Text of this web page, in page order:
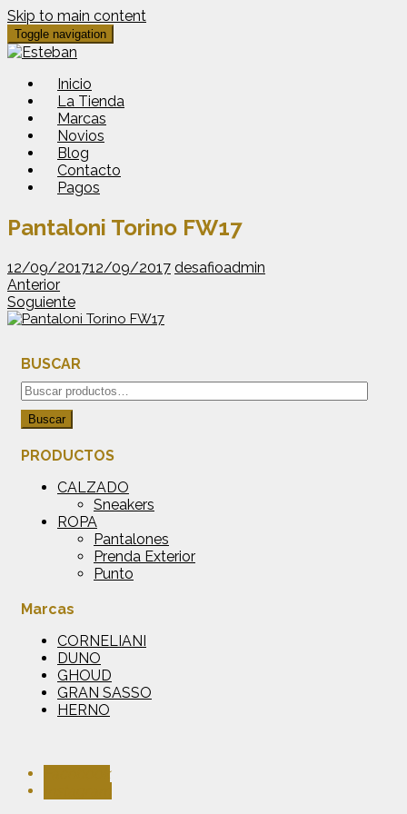
Skip to main content
Toggle navigation
Inicio
La Tienda
Marcas
Novios
Blog
Contacto
Pagos
Pantaloni Torino FW17
12/09/201712/09/2017 desafioadmin
Anterior
Soguiente
BUSCAR
Buscar
por:
Buscar
PRODUCTOS
CALZADO
Sneakers
ROPA
Pantalones
Prenda Exterior
Punto
Marcas
CORNELIANI
DUNO
GHOUD
GRAN SASSO
HERNO